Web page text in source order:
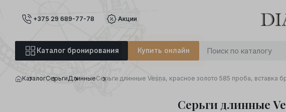
+375 29 689-77-78 Акции
Каталог бронирования Купить онлайн
0
КаталогСерьгиДлинныеСерьги длинные Vesna, красное золото 585 проба, вставка
Серьги длинные